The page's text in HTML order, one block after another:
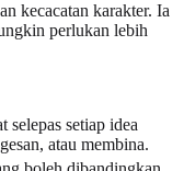
kecacatan karakter. Ia
perlukan lebih
selepas setiap idea
atau membina.